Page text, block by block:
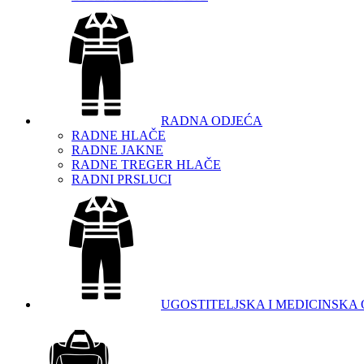
RADNA ODJEĆA
RADNE HLAČE
RADNE JAKNE
RADNE TREGER HLAČE
RADNI PRSLUCI
UGOSTITELJSKA I MEDICINSKA